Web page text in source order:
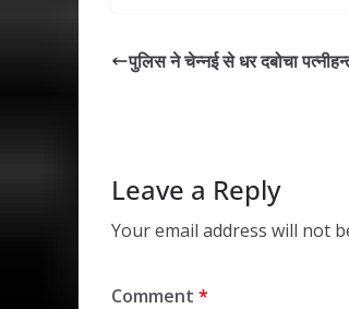
s b er e
पुलिस ने चेन्नई से धर दबोचा
Leave a Reply
Your email address will not
Comment *